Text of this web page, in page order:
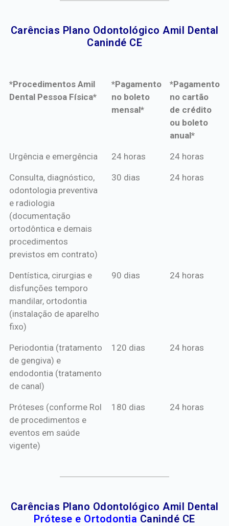
Carências Plano Odontológico Amil Dental
Canindé CE​
*Procedimentos Amil
Dental Pessoa Física*
*Pagamento
no boleto
mensal*
*Pagamento
no cartão
de crédito
ou boleto
anual*
*Procedimentos Amil
*Pagamento
mensal*
*Pagamento
de crédito
Urgência e emergência 24 horas 24 horas
Consulta, diagnóstico,
odontologia preventiva
e radiologia
(documentação
ortodôntica e demais
procedimentos
previstos em contrato)
30 dias 24 horas
Dentística, cirurgias e
disfunções temporo
mandilar, ortodontia
(instalação de aparelho
fixo)
90 dias 24 horas
Periodontia (tratamento
de gengiva) e
endodontia (tratamento
de canal)
120 dias 24 horas
Próteses (conforme Rol
de procedimentos e
eventos em saúde
vigente)
180 dias 24 horas
Carências Plano Odontológico Amil Dental
Prótese e Ortodontia Canindé CE